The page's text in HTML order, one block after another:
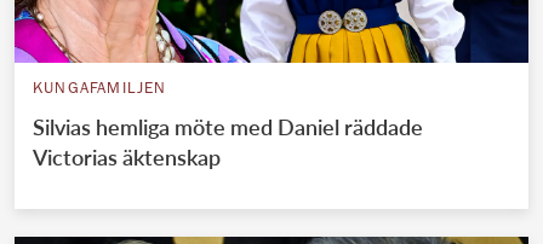
KUNGAFAMILJEN
Silvias hemliga möte med Daniel räddade
Victorias äktenskap